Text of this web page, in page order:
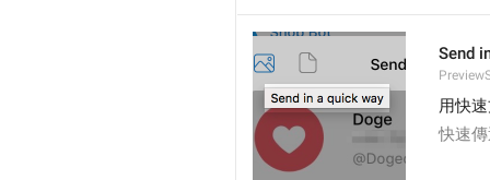
Send
用快
快速